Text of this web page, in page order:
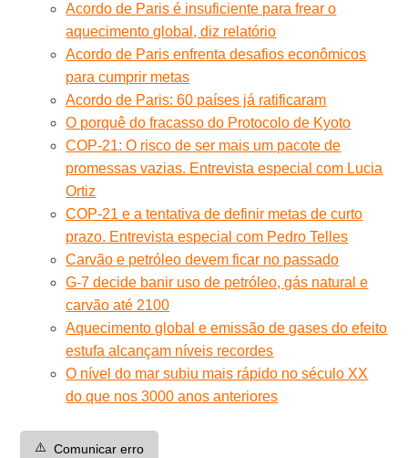
Acordo de Paris é insuficiente para frear o
aquecimento global, diz relatório
Acordo de Paris enfrenta desafios econômicos
para cumprir metas
Acordo de Paris: 60 países já ratificaram
O porquê do fracasso do Protocolo de Kyoto
COP-21: O risco de ser mais um pacote de
promessas vazias. Entrevista especial com Lucia
Ortiz
COP-21 e a tentativa de definir metas de curto
prazo. Entrevista especial com Pedro Telles
Carvão e petróleo devem ficar no passado
G-7 decide banir uso de petróleo, gás natural e
carvão até 2100
Aquecimento global e emissão de gases do efeito
estufa alcançam níveis recordes
O nível do mar subiu mais rápido no século XX
do que nos 3000 anos anteriores
⚠️ Comunicar erro